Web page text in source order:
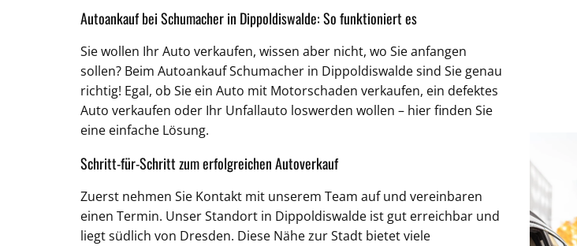
Autoankauf bei Schumacher in Dippoldiswalde: So funktioniert es
Sie wollen Ihr Auto verkaufen, wissen aber nicht, wo Sie anfangen
sollen? Beim Autoankauf Schumacher in Dippoldiswalde sind Sie genau
richtig! Egal, ob Sie ein Auto mit Motorschaden verkaufen, ein defektes
Auto verkaufen oder Ihr Unfallauto loswerden wollen – hier finden Sie
eine einfache Lösung.
Schritt-für-Schritt zum erfolgreichen Autoverkauf
Zuerst nehmen Sie Kontakt mit unserem Team auf und vereinbaren
einen Termin. Unser Standort in Dippoldiswalde ist gut erreichbar und
liegt südlich von Dresden. Diese Nähe zur Stadt bietet viele